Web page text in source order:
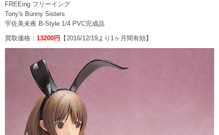
FREEing フリーイング
Tony's Bunny Sisters
宇佐美未夜 B-Style 1/4 PVC完成品
買取価格： 13200円 【2016/12/19より1ヶ月間有効】